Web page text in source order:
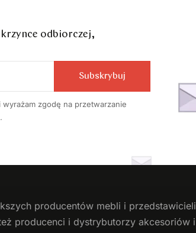
odbiorczej,
zgodę na przetwarzanie
Subskrybuj
producentów mebli i
producenci i dystrybutorzy